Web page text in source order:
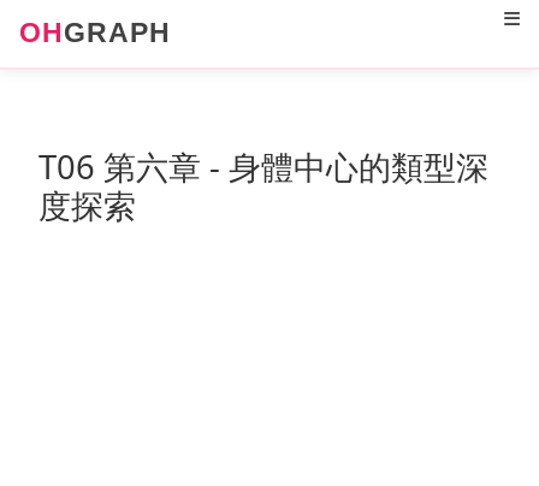
OHGRAPH
T06 第六章 - 身體中心的類型深
度探索